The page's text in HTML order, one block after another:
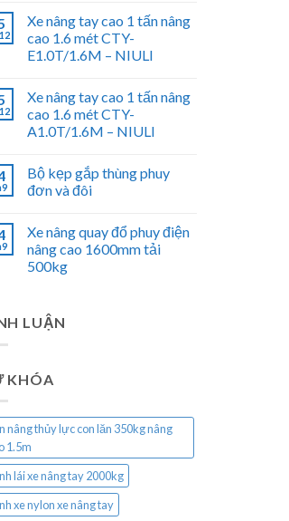
Xe nâng tay cao 1 tấn nâng
cao 1.6 mét CTY-
E1.0T/1.6M – NIULI
Xe nâng tay cao 1 tấn nâng
cao 1.6 mét CTY-
A1.0T/1.6M – NIULI
Bộ kẹp gắp thùng phuy
đơn và đôi
Xe nâng quay đổ phuy điện
nâng cao 1600mm tải
500kg
LUẬN
KHÓA
nâng thủy lực con lăn 350kg nâng
1.5m
lái xe nâng tay 2000kg
xe nylon xe nâng tay